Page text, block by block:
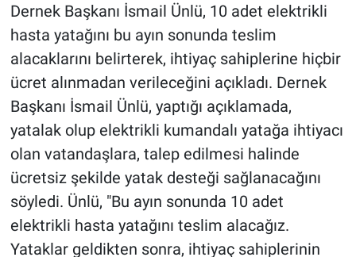
Dernek Başkanı İsmail Ünlü, 10 adet elektrikli
hasta yatağını bu ayın sonunda teslim
alacaklarını belirterek, ihtiyaç sahiplerine hiçbir
ücret alınmadan verileceğini açıkladı. Dernek
Başkanı İsmail Ünlü, yaptığı açıklamada,
yatalak olup elektrikli kumandalı yatağa ihtiyacı
olan vatandaşlara, talep edilmesi halinde
ücretsiz şekilde yatak desteği sağlanacağını
söyledi. Ünlü, "Bu ayın sonunda 10 adet
elektrikli hasta yatağını teslim alacağız.
Yataklar geldikten sonra, ihtiyaç sahiplerinin